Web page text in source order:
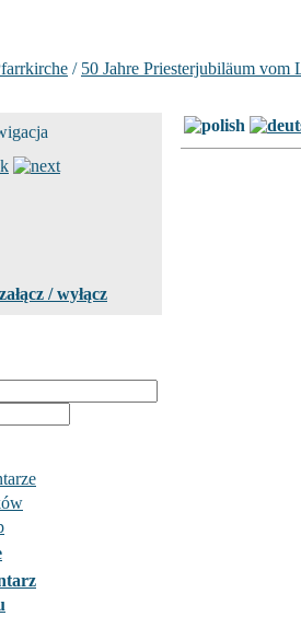
/ 50 Jahre Priesterjubiläum vom
/ wyłącz